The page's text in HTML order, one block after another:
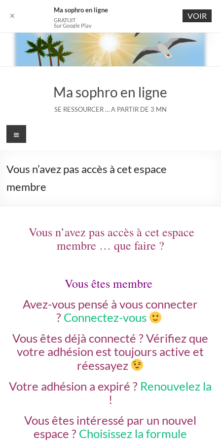
contenu
Ma sophro en ligne
SE RESSOURCER … A PARTIR DE 3 MN
Menu
Vous n’avez pas accès à cet espace
membre
Vous n’avez pas accès à cet espace
membre … que faire ?
Vous êtes membre
Avez-vous pensé à vous connecter
? Connectez-vous
Vous êtes déjà connecté ?Vérifiez que
votre adhésion est toujours active et
réessayez
Votre adhésion a expiré ? Renouvelez la
!
Vous êtes intéressé par un nouvel
espace ? Choisissez la formule
✕
Ma sophro en ligne
GRATUIT
Sur Google Play
VOIR